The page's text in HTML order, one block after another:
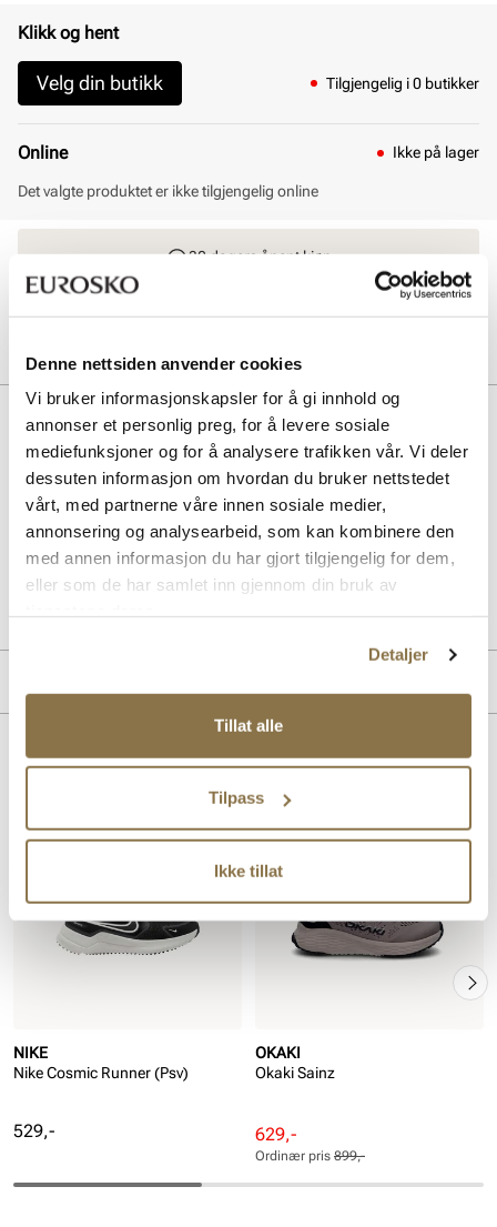
Denne nettsiden anvender cookies
Vi bruker informasjonskapsler for å gi innhold og
annonser et personlig preg, for å levere sosiale
mediefunksjoner og for å analysere trafikken vår. Vi deler
dessuten informasjon om hvordan du bruker nettstedet
vårt, med partnerne våre innen sosiale medier,
annonsering og analysearbeid, som kan kombinere den
med annen informasjon du har gjort tilgjengelig for dem,
eller som de har samlet inn gjennom din bruk av
Detaljer
Tillat alle
Tilpass
Ikke tillat
Klikk og hent
Velg din butikk Tilgjengelig i 0 butikker
Online Ikke på lager
Det valgte produktet er ikke tilgjengelig online
30 dagers åpent kjøp
Beskrivelse
Mystic Fly kombinerer lett mesh og syntetiske materialer for en
pustende og fleksibel følelse. Den dempede sålen gir komfort hele
dagen, mens den moderne designen gjør den perfekt for både
trening og fritid.
Art. nr 65153406
Lignende produkter
NIKE
Nike Cosmic Runner (Psv)
Pris
529,-
OKAKI
Okaki Sainz
Rabattert
pris
Pris
629,-
Ordinær
pris
Pris
Ordinær pris 899,-